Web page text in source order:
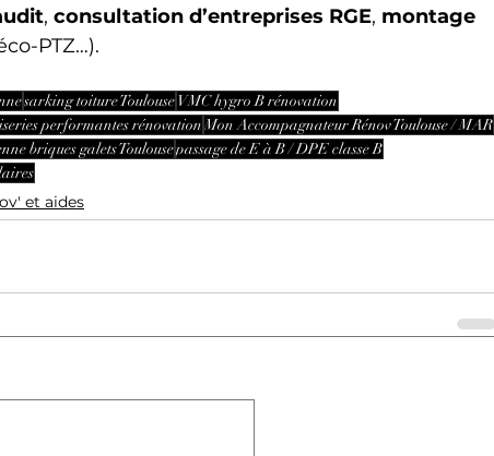
, consultation d’entreprises RGE, montage
PTZ…).
sarking toiture ToulouseVMC hygro B rénovation
performantes rénovationMon Accompagnateur Rénov Toulouse / MAR
briques galets Toulousepassage de E à B / DPE classe B
et aides